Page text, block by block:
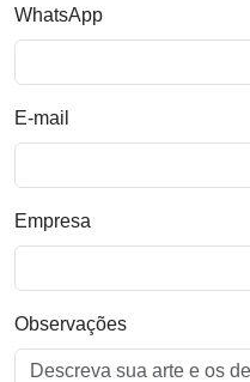
WhatsApp
E-mail
Empresa
Observações